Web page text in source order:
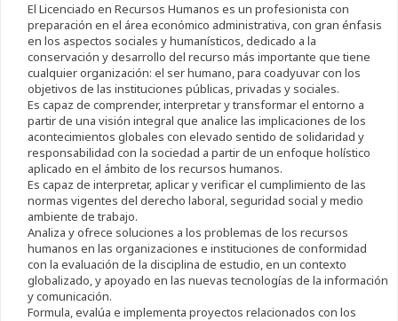
El Licenciado en Recursos Humanos es un profesionista con
preparación en el área económico administrativa, con gran énfasis
en los aspectos sociales y humanísticos, dedicado a la
conservación y desarrollo del recurso más importante que tiene
cualquier organización: el ser humano, para coadyuvar con los
objetivos de las instituciones públicas, privadas y sociales.
Es capaz de comprender, interpretar y transformar el entorno a
partir de una visión integral que analice las implicaciones de los
acontecimientos globales con elevado sentido de solidaridad y
responsabilidad con la sociedad a partir de un enfoque holístico
aplicado en el ámbito de los recursos humanos.
Es capaz de interpretar, aplicar y verificar el cumplimiento de las
normas vigentes del derecho laboral, seguridad social y medio
ambiente de trabajo.
Analiza y ofrece soluciones a los problemas de los recursos
humanos en las organizaciones e instituciones de conformidad
con la evaluación de la disciplina de estudio, en un contexto
globalizado, y apoyado en las nuevas tecnologías de la información
y comunicación.
Formula, evalúa e implementa proyectos relacionados con los